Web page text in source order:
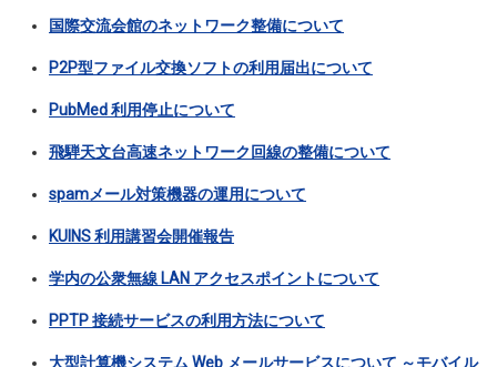
国際交流会館のネットワーク整備について
P2P型ファイル交換ソフトの利用届出について
PubMed 利用停止について
飛騨天文台高速ネットワーク回線の整備について
spamメール対策機器の運用について
KUINS 利用講習会開催報告
学内の公衆無線 LAN アクセスポイントについて
PPTP 接続サービスの利用方法について
大型計算機システム Web メールサービスについて ～モバイル